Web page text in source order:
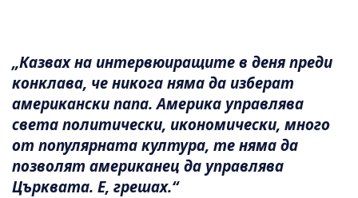
„Казвах на интервюиращите в деня преди
конклава, че никога няма да изберат
американски папа. Америка управлява
света политически, икономически, много
от популярната култура, те няма да
позволят американец да управлява
Църквата. Е, грешах.“